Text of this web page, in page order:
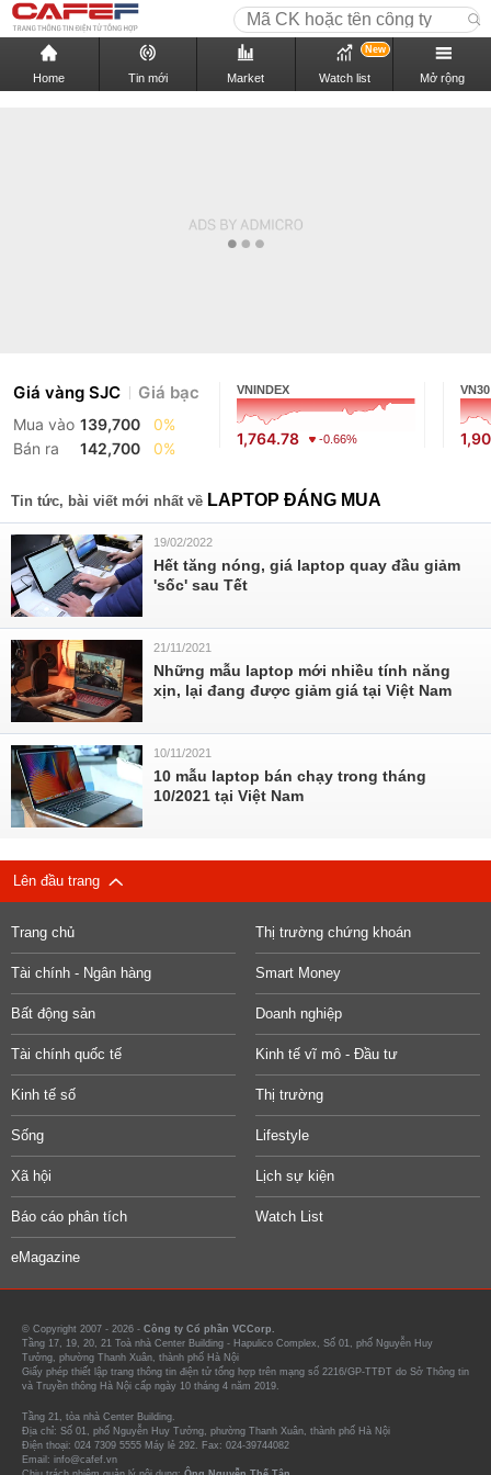
Home Tin mới Market Watch list
New
Mở rộng
Giá vàng SJC Giá bạc
Mua vào 139,700
0%
Bán ra
142,700 0%
VNINDEX
1,764.78 -0.66%
VN30
Tin tức, bài viết mới nhất về LAPTOP ĐÁNG MUA
19/02/2022
Hết tăng nóng, giá laptop quay đầu giảm
'sốc' sau Tết
21/11/2021
Những mẫu laptop mới nhiều tính năng
xịn, lại đang được giảm giá tại Việt Nam
10/11/2021
10 mẫu laptop bán chạy trong tháng
10/2021 tại Việt Nam
Lên đầu trang
Trang chủ Thị trường chứng khoán
Tài chính - Ngân hàng Smart Money
Bất động sản Doanh nghiệp
Tài chính quốc tế Kinh tế vĩ mô - Đầu tư
Kinh tế số Thị trường
Sống Lifestyle
Xã hội Lịch sự kiện
Báo cáo phân tích Watch List
eMagazine
© Copyright 2007 - 2026 - Công ty Cổ phần VCCorp.
Tầng 17, 19, 20, 21 Toà nhà Center Building - Hapulico Complex, Số 01, phố Nguyễn Huy
Tưởng, phường Thanh Xuân, thành phố Hà Nội
Giấy phép thiết lập trang thông tin điện tử tổng hợp trên mạng số 2216/GP-TTĐT do Sở Thông tin
và Truyền thông Hà Nội cấp ngày 10 tháng 4 năm 2019.
Tầng 21, tòa nhà Center Building.
Địa chỉ: Số 01, phố Nguyễn Huy Tưởng, phường Thanh Xuân, thành phố Hà Nội
Điện thoại: 024 7309 5555 Máy lẻ 292. Fax: 024-39744082
Email: info@cafef.vn